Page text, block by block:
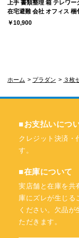
上手 書類整理 箱 テレワー
在宅避難 会社 オフィス 梱
￥10,900
ホーム > プラダン > ３枚
■お支払いにつ
クレジット決済・
す。
■在庫について
実店舗と在庫を共
庫にズレが生じる
ください。欠品
ただきます。